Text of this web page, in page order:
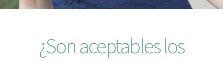
¿Son aceptables los